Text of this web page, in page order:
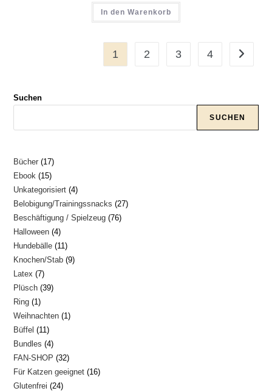
In den Warenkorb
1 2 3 4
Suchen
SUCHEN
Bücher 1717
Produkte
Ebook 1515
Produkte
Unkategorisiert 44
Produkte
Belobigung/Trainingssnacks 2727
Beschäftigung / Spielzeug 7676
Halloween 44
Produkte
Hundebälle 1111
Produkte
Knochen/Stab 99
Latex 77
Produkte
Plüsch 3939
Ring 11
Produkt
Weihnachten 11
Büffel 1111
Produkte
Bundles 44
Produkte
FAN-SHOP 3232
Produkte
Für Katzen geeignet 1616
Glutenfrei 2424